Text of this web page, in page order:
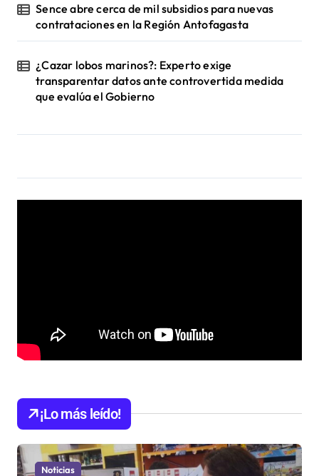
Sence abre cerca de mil subsidios para nuevas
contrataciones en la Región Antofagasta
¿Cazar lobos marinos?: Experto exige
transparentar datos ante controvertida medida
que evalúa el Gobierno
¡Lo más leído!
Noticias